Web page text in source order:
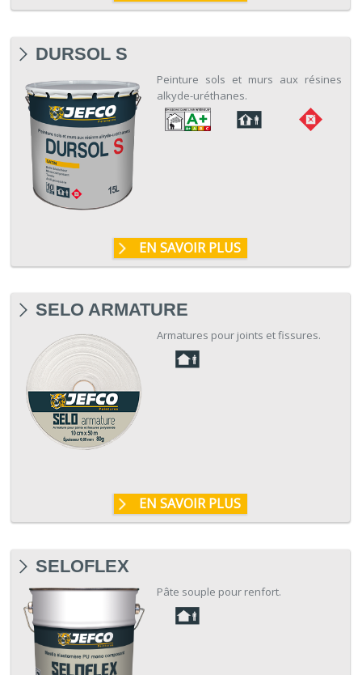
DURSOL S
Peinture sols et murs aux résines
alkyde-uréthanes.
EN SAVOIR PLUS
SELO ARMATURE
Armatures pour joints et fissures.
EN SAVOIR PLUS
SELOFLEX
Pâte souple pour renfort.